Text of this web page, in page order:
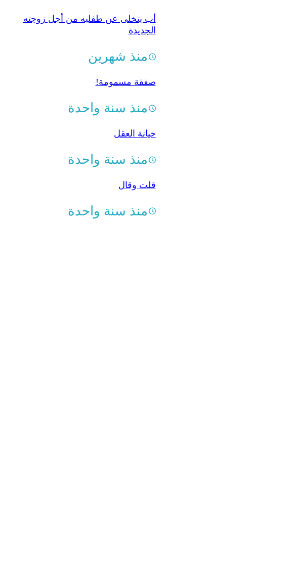
أب يتخلى عن طفليه من أجل زوجته
الجديدة
منذ شهرين
صفقة مسمومة!
منذ سنة واحدة
خيانة العقل
منذ سنة واحدة
قلت وقال
منذ سنة واحدة